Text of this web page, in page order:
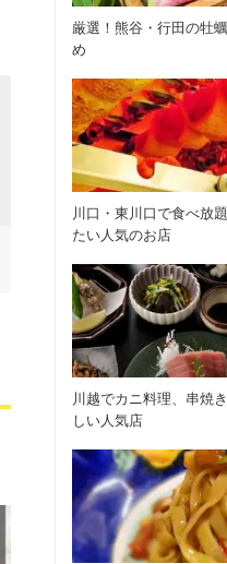
厳選！熊谷・行田の牡
め
川口・東川口で食べ放
たい人気のお店
川越でカニ料理、串焼
しい人気店